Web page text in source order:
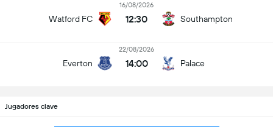
Watford FC
16/08/2026
12:30 Southampton
Everton
22/08/2026
14:00 Palace
Jugadores clave